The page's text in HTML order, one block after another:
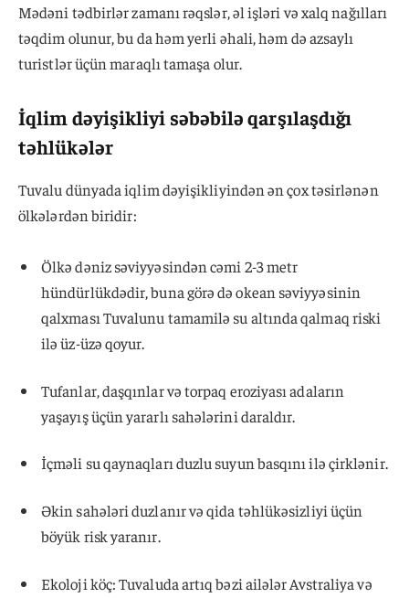
Mədəni tədbirlər zamanı rəqslər, əl işləri və xalq nağılları
təqdim olunur, bu da həm yerli əhali, həm də azsaylı
turistlər üçün maraqlı tamaşa olur.
İqlim dəyişikliyi səbəbilə qarşılaşdığı
təhlükələr
Tuvalu dünyada iqlim dəyişikliyindən ən çox təsirlənən
ölkələrdən biridir:
Ölkə dəniz səviyyəsindən cəmi 2-3 metr
hündürlükdədir, buna görə də okean səviyyəsinin
qalxması Tuvalunu tamamilə su altında qalmaq riski
ilə üz-üzə qoyur.
Tufanlar, daşqınlar və torpaq eroziyası adaların
yaşayış üçün yararlı sahələrini daraldır.
İçməli su qaynaqları duzlu suyun basqını ilə çirklənir.
Əkin sahələri duzlanır və qida təhlükəsizliyi üçün
böyük risk yaranır.
Ekoloji köç: Tuvaluda artıq bəzi ailələr Avstraliya və